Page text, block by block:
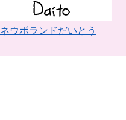
ネウボランドだいとう